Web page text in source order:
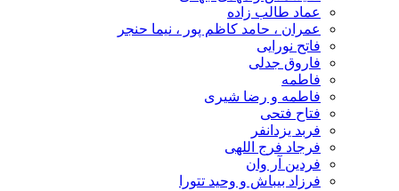
عماد طالب زاده
عمران ، حامد کاظم پور ، نیما حنجر
فاتح نورایی
فاروق جدلی
فاطمه
فاطمه و رضا شیری
فتاح فتحی
فربد یزدانفر
فرجاد فرج اللهی
فردین آر وان
فرزاد بیباش و وحید تتورا